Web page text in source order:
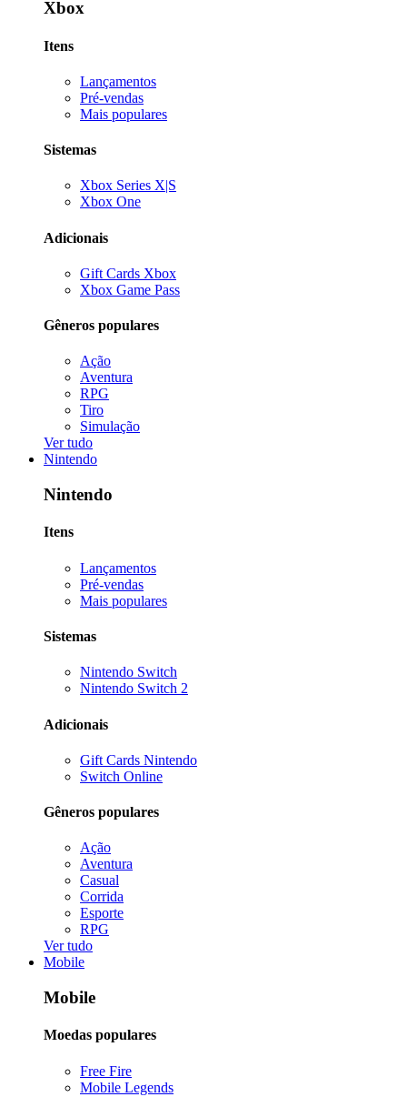
Xbox
Itens
Lançamentos
Pré-vendas
Mais populares
Sistemas
Xbox Series X|S
Xbox One
Adicionais
Gift Cards Xbox
Xbox Game Pass
Gêneros populares
Ação
Aventura
RPG
Tiro
Simulação
Ver tudo
Nintendo
Nintendo
Itens
Lançamentos
Pré-vendas
Mais populares
Sistemas
Nintendo Switch
Nintendo Switch 2
Adicionais
Gift Cards Nintendo
Switch Online
Gêneros populares
Ação
Aventura
Casual
Corrida
Esporte
RPG
Ver tudo
Mobile
Mobile
Moedas populares
Free Fire
Mobile Legends